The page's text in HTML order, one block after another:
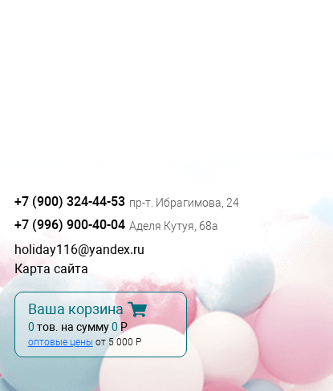
+7 (900) 324-44-53 пр-т. Ибрагимова, 24
+7 (996) 900-40-04 Аделя Кутуя, 68а
holiday116@yandex.ru
Карта сайта
Ваша корзина
0 тов. на сумму0 Р
оптовые цены от 5 000 Р